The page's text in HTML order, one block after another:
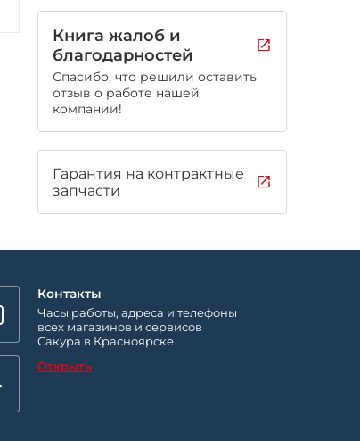
Книга жалоб и
благодарностей
Спасибо, что решили оставить
отзыв о работе нашей
компании!
Гарантия на контрактные
запчасти
Контакты
Часы работы, адреса и телефоны
всех магазинов и сервисов
Сакура в Красноярске
Открыть